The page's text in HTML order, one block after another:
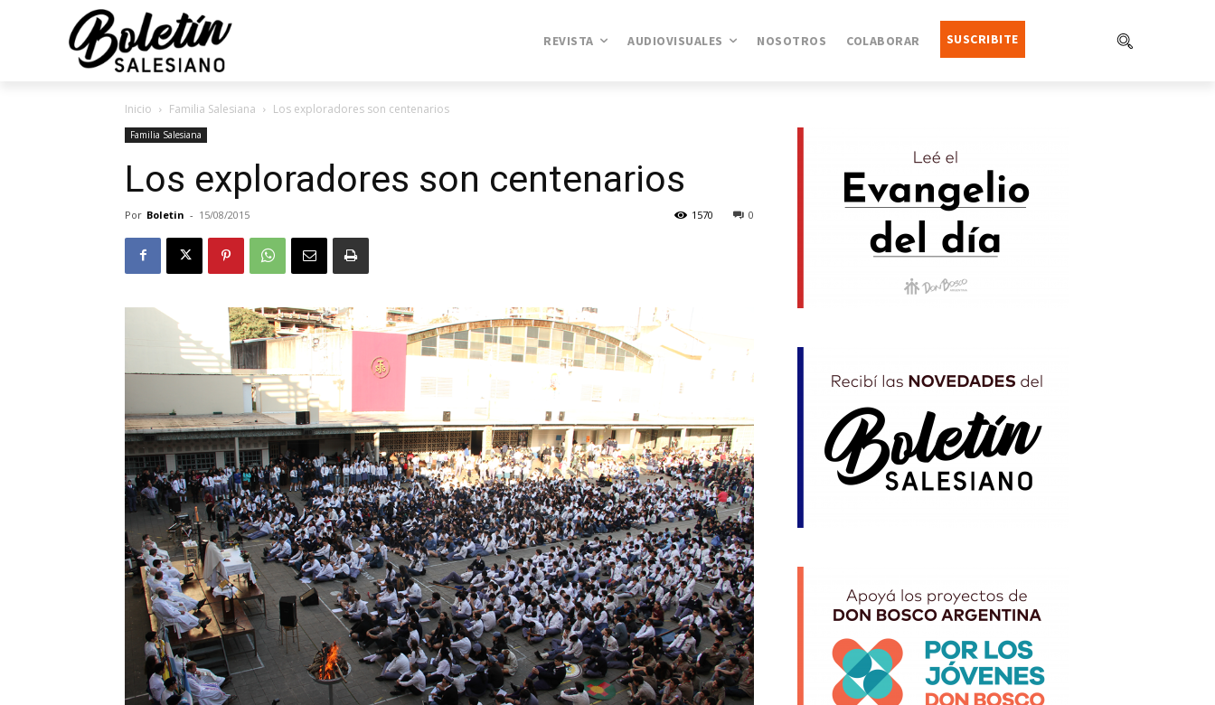
REVISTA AUDIOVISUALES NOSOTROS COLABORAR SUSCRIBITE
Inicio Familia Salesiana Los exploradores son centenarios
Familia Salesiana
Los exploradores son centenarios
Por Boletin - 15/08/2015 0
1570